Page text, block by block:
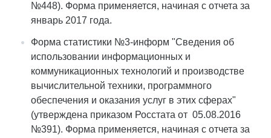
№448). Форма применяется, начиная с отчета за
январь 2017 года.
Форма статистики №3-информ "Сведения об
использовании информационных и
коммуникационных технологий и производстве
вычислительной техники, программного
обеспечения и оказания услуг в этих сферах"
(утверждена приказом Росстата от 05.08.2016
№391). Форма применяется, начиная с отчета за